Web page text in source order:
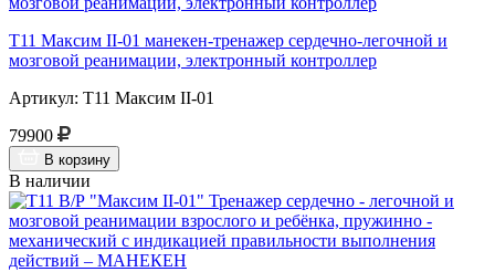
Т11 Максим II-01 манекен-тренажер сердечно-легочной и
мозговой реанимации, электронный контроллер
Артикул: Т11 Максим II-01
79900
В корзину
В наличии